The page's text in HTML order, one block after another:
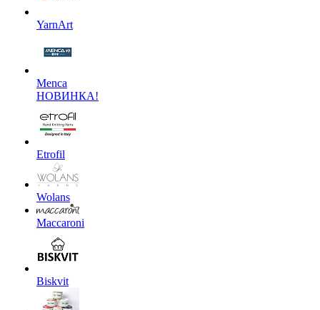
YarnArt
Menca
НОВИНКА!
Etrofil
Wolans
Maccaroni
Biskvit